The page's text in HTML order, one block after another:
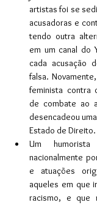
artistas foi se
acusadoras e
tendo outra
em um canal do
cada acusação
falsa.
feminista contra
de combate ao
desencadeou
Estado de Direito.
Um humorista
nacionalmente
e atuações
aqueles em que
racismo, e que